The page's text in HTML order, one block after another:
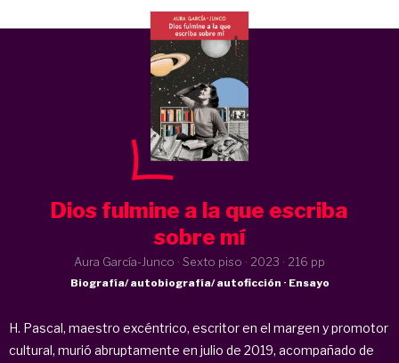
Dios fulmine a la que escriba
sobre mí
Aura García-Junco · Sexto piso · 2023 · 216 pp
Biografía/ autobiografía/ autoficción · Ensayo
H. Pascal, maestro excéntrico, escritor en el margen y promotor
cultural, murió abruptamente en julio de 2019, acompañado de